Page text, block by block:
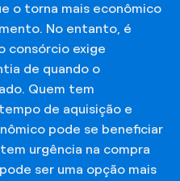
o torna mais econômico
No entanto, é
consórcio exige
de quando o
Quem tem
de aquisição e
pode se beneficiar
urgência na compra
ser uma opção mais